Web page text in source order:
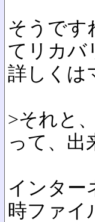
そうで
てリカバ
詳しくは
>それと
って、出
インタ
時ファイ